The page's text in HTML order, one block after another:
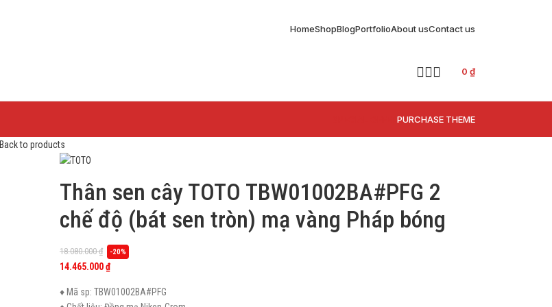
HomeShopBlogPortfolioAbout usContact us
0 ₫
PURCHASE THEME
Back to products
Thân sen cây TOTO TBW01002BA#PFG 2
chế độ (bát sen tròn) mạ vàng Pháp bóng
18.080.000₫ -20%
14.465.000₫
♦ Mã sp: TBW01002BA#PFG